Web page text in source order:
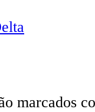
marcados